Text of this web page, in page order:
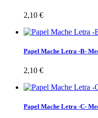
2,10 €
Papel Mache Letra -B-
2,10 €
Papel Mache Letra -C-